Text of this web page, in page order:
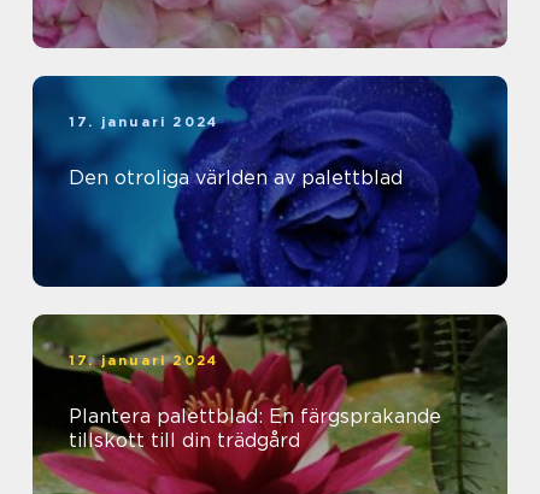
17. januari 2024
Den otroliga världen av palettblad
17. januari 2024
Plantera palettblad: En färgsprakande
tillskott till din trädgård